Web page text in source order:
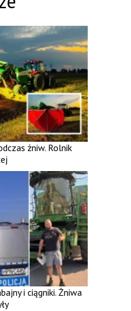
żniw. Rolnik
i ciągniki. Żniwa